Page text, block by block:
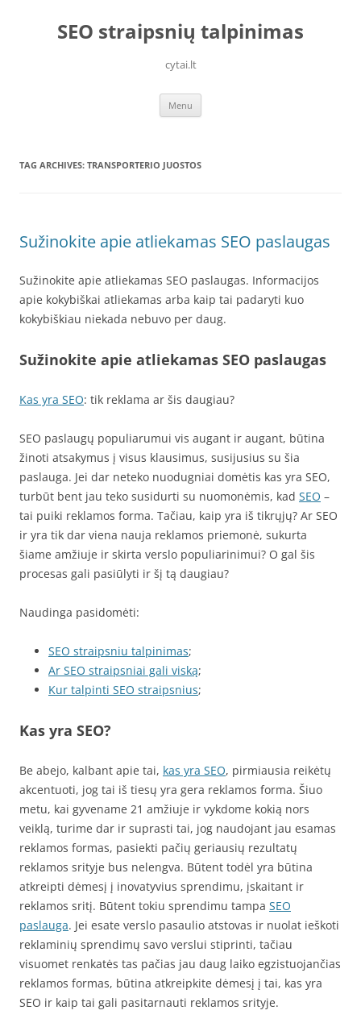
contentSEO straipsnių talpinimas
cytai.lt
Menu
TAG ARCHIVES: TRANSPORTERIO JUOSTOS
Sužinokite apie atliekamas SEO paslaugas
Sužinokite apie atliekamas SEO paslaugas. Informacijos
apie kokybiškai atliekamas arba kaip tai padaryti kuo
kokybiškiau niekada nebuvo per daug.
Sužinokite apie atliekamas SEO paslaugas
Kas yra SEO: tik reklama ar šis daugiau?
SEO paslaugų populiarumui vis augant ir augant, būtina
žinoti atsakymus į visus klausimus, susijusius su šia
paslauga. Jei dar neteko nuodugniai domėtis kas yra SEO,
turbūt bent jau teko susidurti su nuomonėmis, kad SEO –
tai puiki reklamos forma. Tačiau, kaip yra iš tikrųjų? Ar SEO
ir yra tik dar viena nauja reklamos priemonė, sukurta
šiame amžiuje ir skirta verslo populiarinimui? O gal šis
procesas gali pasiūlyti ir šį tą daugiau?
Naudinga pasidomėti:
SEO straipsniu talpinimas;
Ar SEO straipsniai gali viską;
Kur talpinti SEO straipsnius;
Kas yra SEO?
Be abejo, kalbant apie tai, kas yra SEO, pirmiausia reikėtų
akcentuoti, jog tai iš tiesų yra gera reklamos forma. Šiuo
metu, kai gyvename 21 amžiuje ir vykdome kokią nors
veiklą, turime dar ir suprasti tai, jog naudojant jau esamas
reklamos formas, pasiekti pačių geriausių rezultatų
reklamos srityje bus nelengva. Būtent todėl yra būtina
atkreipti dėmesį į inovatyvius sprendimu, įskaitant ir
reklamos sritį. Būtent tokiu sprendimu tampa SEO
paslauga. Jei esate verslo pasaulio atstovas ir nuolat ieškoti
reklaminių sprendimų savo verslui stiprinti, tačiau
visuomet renkatės tas pačias jau daug laiko egzistuojančias
reklamos formas, būtina atkreipkite dėmesį į tai, kas yra
SEO ir kaip tai gali pasitarnauti reklamos srityje.